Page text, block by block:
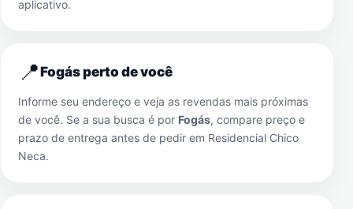
aplicativo.
📍Fogás perto de você
Informe seu endereço e veja as revendas mais próximas
de você. Se a sua busca é por Fogás, compare preço e
prazo de entrega antes de pedir em Residencial Chico
Neca.